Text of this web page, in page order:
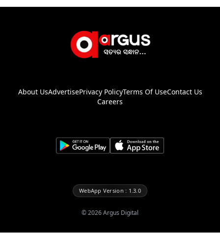
About UsAdvertisePrivacy PolicyTerms Of UseContact Us
Careers
WebApp Version : 1.3.0
©2026Argus Digital